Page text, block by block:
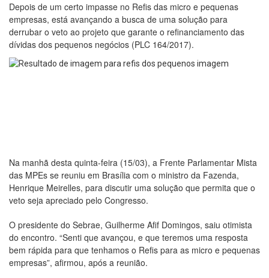
Depois de um certo impasse no Refis das micro e pequenas
empresas, está avançando a busca de uma solução para
derrubar o veto ao projeto que garante o refinanciamento das
dívidas dos pequenos negócios (PLC 164/2017).
Na manhã desta quinta-feira (15/03), a Frente Parlamentar Mista
das MPEs se reuniu em Brasília com o ministro da Fazenda,
Henrique Meirelles, para discutir uma solução que permita que o
veto seja apreciado pelo Congresso.
O presidente do Sebrae, Guilherme Afif Domingos, saiu otimista
do encontro. “Senti que avançou, e que teremos uma resposta
bem rápida para que tenhamos o Refis para as micro e pequenas
empresas”, afirmou, após a reunião.